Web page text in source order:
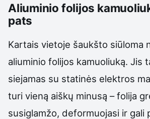
Aliuminio folijos
pats
Kartais vietoje šaukšto siūloma
aliuminio folijos kamuoliuką. Jis
siejamas su statinės elektros
turi vieną aiškų minusą – folija
susiglamžo, deformuojasi ir gali